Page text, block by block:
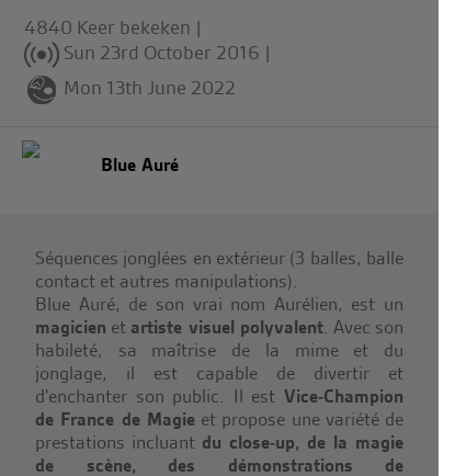
4840 Keer bekeken |
Sun 23rd October 2016 |
Mon 13th June 2022
Blue Auré
Séquences jonglées en extérieur (3 balles, balle
contact et autres manipulations).
Blue Auré, de son vrai nom Aurélien, est un
magicien et artiste visuel polyvalent. Avec son
habileté, sa maîtrise de la mime et du
jonglage, il est capable de divertir et
d'enchanter son public. Il est Vice-Champion
de France de Magieet propose une variété de
prestations incluant du close-up, de la magie
de scène, des démonstrations de